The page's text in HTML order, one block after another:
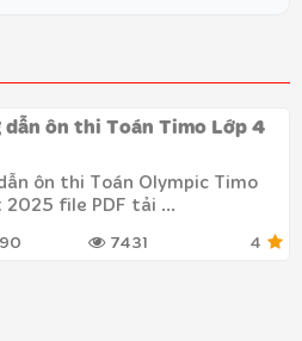
ôn thi Toán Timo Lớp 4
ôn thi Toán Olympic Timo
file PDF tải ...
7431 4